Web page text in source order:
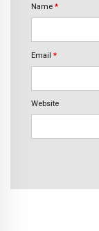
Name *
Email *
Website